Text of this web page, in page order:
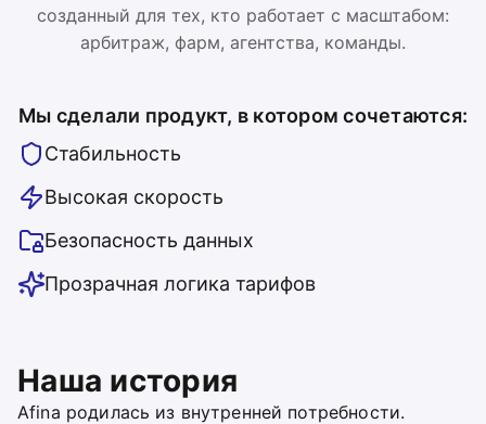
созданный для тех, кто работает с масштабом:
арбитраж, фарм, агентства, команды.
Мы сделали продукт, в котором сочетаются:
Стабильность
Высокая скорость
Безопасность данных
Прозрачная логика тарифов
Наша история
Afina родилась из внутренней потребности.